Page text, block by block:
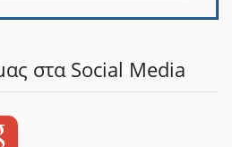
στα Social Media